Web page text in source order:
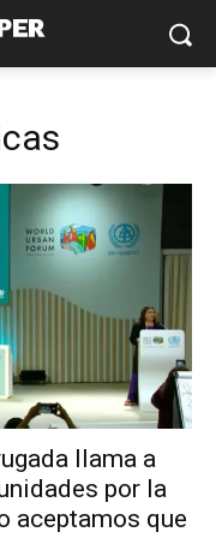
llama a
por la
aceptamos que